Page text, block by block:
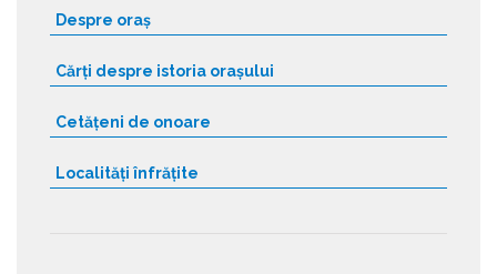
Despre oraș
Cărți despre istoria orașului
Cetățeni de onoare
Localități înfrățite